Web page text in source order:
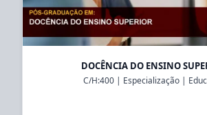
DOCÊNCIA DO ENSINO
C/H:400| Especialização|